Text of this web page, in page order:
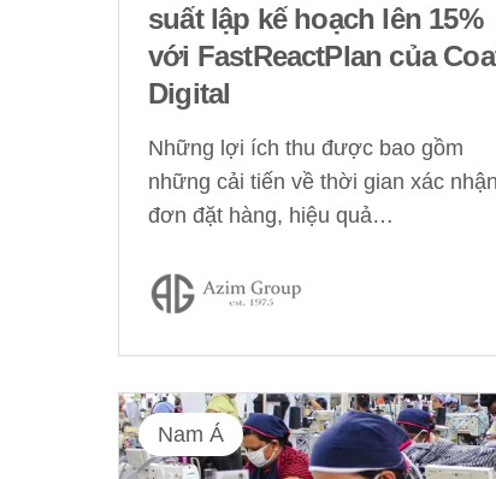
suất lập kế hoạch lên 15%
với FastReactPlan của
Digital
Những lợi ích thu được bao gồm
những cải tiến về thời gian xác nhận
đơn đặt hàng, hiệu quả…
Nam Á